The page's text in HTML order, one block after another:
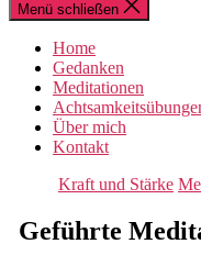
Menü schließen
Home
Gedanken
Meditationen
Über mich
Kontakt
Kraft und Stärke
Geführte